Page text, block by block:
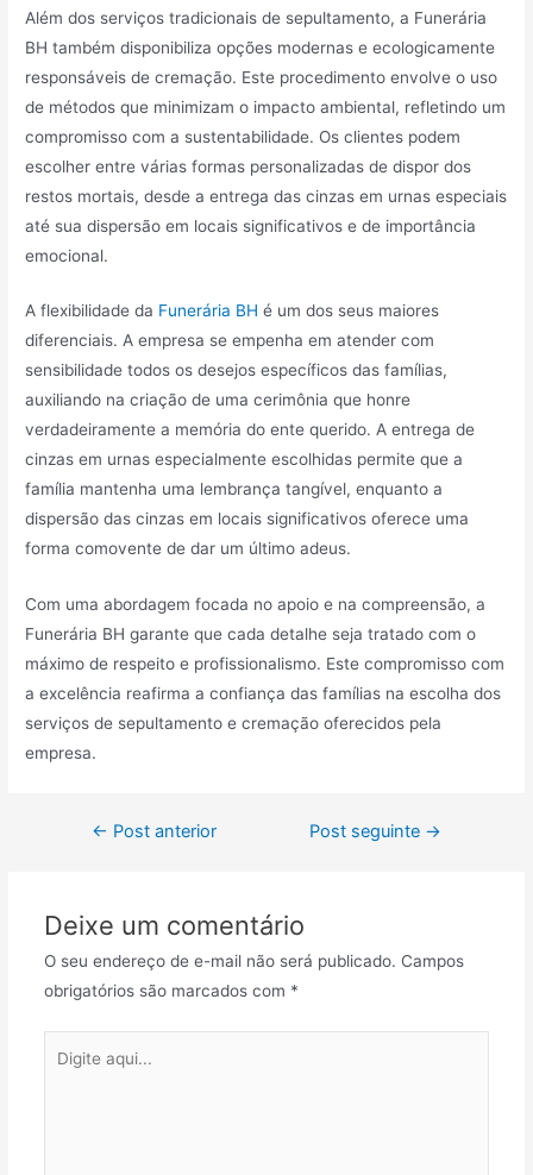
Além dos serviços tradicionais de sepultamento, a Funerária
BH também disponibiliza opções modernas e ecologicamente
responsáveis de cremação. Este procedimento envolve o uso
de métodos que minimizam o impacto ambiental, refletindo um
compromisso com a sustentabilidade. Os clientes podem
escolher entre várias formas personalizadas de dispor dos
restos mortais, desde a entrega das cinzas em urnas especiais
até sua dispersão em locais significativos e de importância
emocional.
A flexibilidade da Funerária BH é um dos seus maiores
diferenciais. A empresa se empenha em atender com
sensibilidade todos os desejos específicos das famílias,
auxiliando na criação de uma cerimônia que honre
verdadeiramente a memória do ente querido. A entrega de
cinzas em urnas especialmente escolhidas permite que a
família mantenha uma lembrança tangível, enquanto a
dispersão das cinzas em locais significativos oferece uma
forma comovente de dar um último adeus.
Com uma abordagem focada no apoio e na compreensão, a
Funerária BH garante que cada detalhe seja tratado com o
máximo de respeito e profissionalismo. Este compromisso com
a excelência reafirma a confiança das famílias na escolha dos
serviços de sepultamento e cremação oferecidos pela
empresa.
Navegação
← Post anterior Post seguinte →
Deixe um comentário
O seu endereço de e-mail não será publicado. Campos
obrigatórios são marcados com *
aqui...